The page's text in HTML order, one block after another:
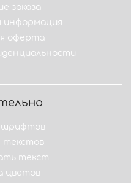
заказа
информация
оферта
текстов
текст
цветов